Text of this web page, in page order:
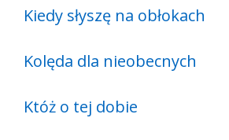
Kiedy słyszę na obłokach
Kolęda dla nieobecnych
Któż o tej dobie